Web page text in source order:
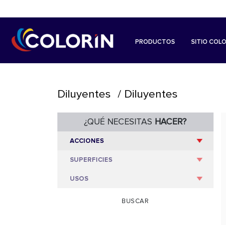
PRODUCTOS SITIO
Diluyentes / Diluyentes
¿QUÉ NECESITAS HACER?
BUSCAR